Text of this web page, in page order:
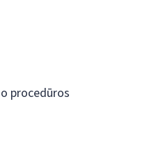
procedūros